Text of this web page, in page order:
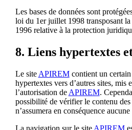
Les bases de données sont
loi du 1er juillet 1998 transposant
1996 relative à la protection
8. Liens hypertextes
Le site APIREMcontient un
hypertextes vers d’autres sites, mis
l’autorisation de APIREM.
possibilité de vérifier le contenu
n’assumera en conséquence
La navigation sur le site APIREM